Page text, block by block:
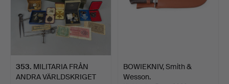
353. MILITARIA FRÅN
ANDRA VÄRLDSKRIGET
BOWIEKNIV, Smith &
Wesson.